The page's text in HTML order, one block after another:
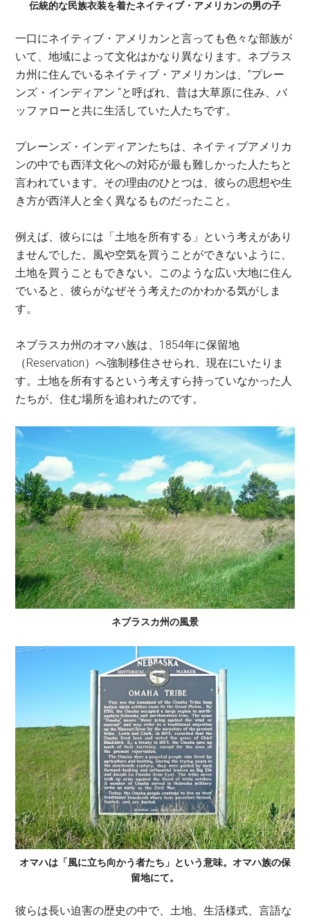
伝統的な民族衣装を着たネイティブ・アメリカンの男の子
一口にネイティブ・アメリカンと言っても色々な部族が
いて、地域によって文化はかなり異なります。ネブラス
カ州に住んでいるネイティブ・アメリカンは、”プレー
ンズ・インディアン “と呼ばれ、昔は大草原に住み、バ
ッファローと共に生活していた人たちです。
プレーンズ・インディアンたちは、ネイティブアメリカ
ンの中でも西洋文化への対応が最も難しかった人たちと
言われています。その理由のひとつは、彼らの思想や生
き方が西洋人と全く異なるものだったこと。
例えば、彼らには「土地を所有する」という考えがあり
ませんでした。風や空気を買うことができないように、
土地を買うこともできない。このような広い大地に住ん
でいると、彼らがなぜそう考えたのかわかる気がしま
す。
ネブラスカ州のオマハ族は、1854年に保留地
（Reservation）へ強制移住させられ、現在にいたりま
す。土地を所有するという考えすら持っていなかった人
たちが、住む場所を追われたのです。
ネブラスカ州の風景
オマハは「風に立ち向かう者たち」という意味。オマハ族の保
留地にて。
彼らは長い迫害の歴史の中で、土地、生活様式、言語な